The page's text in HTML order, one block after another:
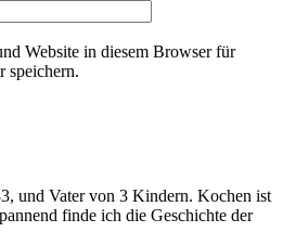
Website in diesem Browser für
speichern.
und Vater von 3 Kindern. Kochen ist
finde ich die Geschichte der